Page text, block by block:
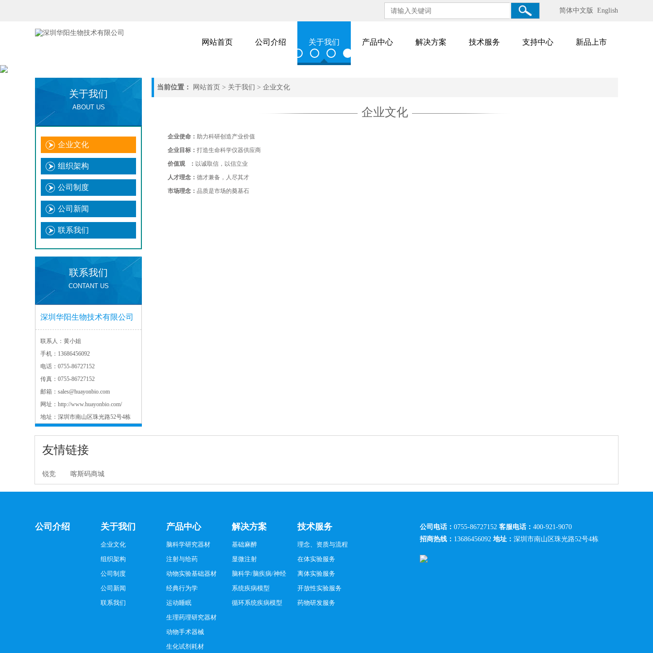
简体中文版 English
网站首页 公司介绍 关于我们 产品中心 解决方案 技术服务 支持中心 新品上市
关于我们
ABOUT US
企业文化
组织架构
公司制度
公司新闻
联系我们
联系我们
CONTANT US
深圳华阳生物技术有限公司
联系人： 黄小姐
手机： 13686456092
电话： 0755-86727152
传真： 0755-86727152
邮箱： sales@huayonbio.com
网址： http://www.huayonbio.com/
地址： 深圳市南山区珠光路52号4栋
当前位置： 网站首页 > 关于我们 > 企业文化
企业文化
企业使命： 助力科研创造产业价值
企业目标： 打造生命科学仪器供应商
价值观 ： 以诚取信，以信立业
人才理念： 德才兼备，人尽其才
市场理念： 品质是市场的奠基石
友情链接
锐竞 喀斯码商城
公司介绍 关于我们
企业文化
组织架构
公司制度
公司新闻
联系我们
产品中心
脑科学研究器材
注射与给药
动物实验基础器材
经典行为学
运动睡眠
生理药理研究器材
动物手术器械
生化试剂耗材
解决方案
基础麻醉
显微注射
脑科学/脑疾病/神经
系统疾病模型
循环系统疾病模型
技术服务
理念、资质与流程
在体实验服务
离体实验服务
开放性实验服务
药物研发服务
公司电话： 0755-86727152 客服电话： 400-921-9070
招商热线： 13686456092 地址： 深圳市南山区珠光路52号4栋